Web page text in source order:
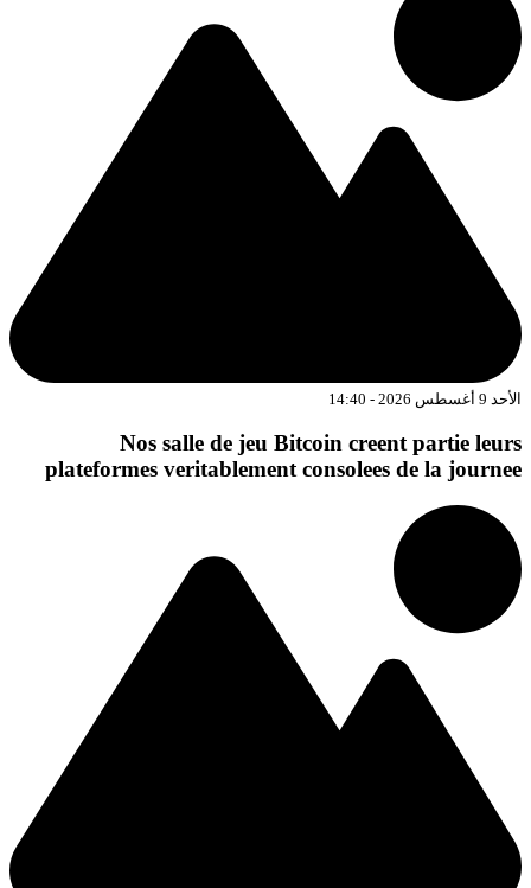
9 أغسطس 2026 - 14:40
Nos salle de jeu Bitcoin creent partie
plateformes veritablement consolees de la